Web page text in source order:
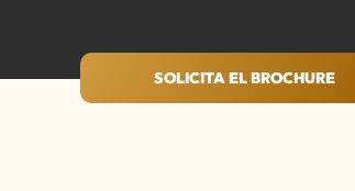
SOLICITA EL BROCHURE